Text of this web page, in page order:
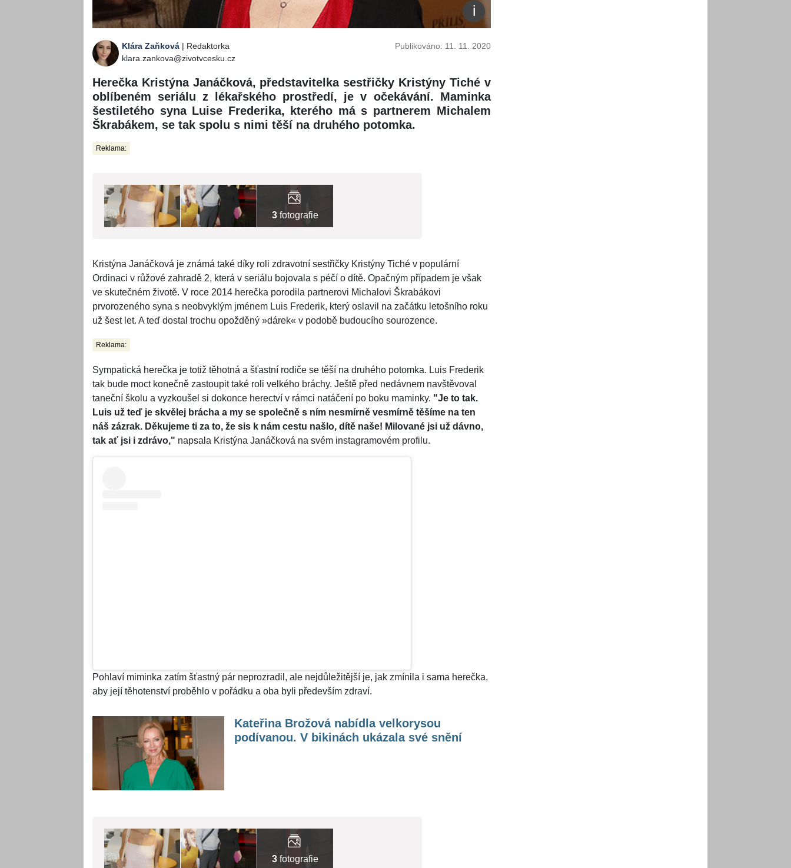
Klára Zaňková | Redaktorka
klara.zankova@zivotvcesku.cz
Publikováno: 11. 11. 2020
Herečka Kristýna Janáčková, představitelka sestřičky Kristýny Tiché v
oblíbeném seriálu z lékařského prostředí, je v očekávání. Maminka
šestiletého syna Luise Frederika, kterého má s partnerem Michalem
Škrabákem, se tak spolu s nimi těší na druhého potomka.
Reklama:
3 fotografie
Kristýna Janáčková je známá také díky roli zdravotní sestřičky Kristýny Tiché v populární
Ordinaci v růžové zahradě 2, která v seriálu bojovala s péčí o dítě. Opačným případem je však
ve skutečném životě. V roce 2014 herečka porodila partnerovi Michalovi Škrabákovi
prvorozeného syna s neobvyklým jménem Luis Frederik, který oslavil na začátku letošního roku
už šest let. A teď dostal trochu opožděný »dárek« v podobě budoucího sourozence.
Reklama:
Sympatická herečka je totiž těhotná a šťastní rodiče se těší na druhého potomka. Luis Frederik
tak bude moct konečně zastoupit také roli velkého bráchy. Ještě před nedávnem navštěvoval
taneční školu a vyzkoušel si dokonce herectví v rámci natáčení po boku maminky. "Je to tak.
Luis už teď je skvělej brácha a my se společně s ním nesmírně vesmírně těšíme na ten
náš zázrak. Děkujeme ti za to, že sis k nám cestu našlo, dítě naše! Milované jsi už dávno,
tak ať jsi i zdrávo," napsala Kristýna Janáčková na svém instagramovém profilu.
Pohlaví miminka zatím šťastný pár neprozradil, ale nejdůležitější je, jak zmínila i sama herečka,
aby její těhotenství proběhlo v pořádku a oba byli především zdraví.
Kateřina Brožová nabídla velkorysou
podívanou. V bikinách ukázala své snění
3 fotografie